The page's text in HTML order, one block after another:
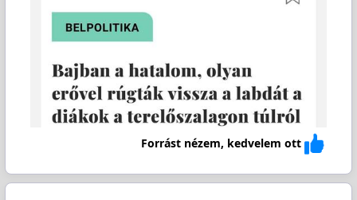
Forrást nézem, kedvelem ott